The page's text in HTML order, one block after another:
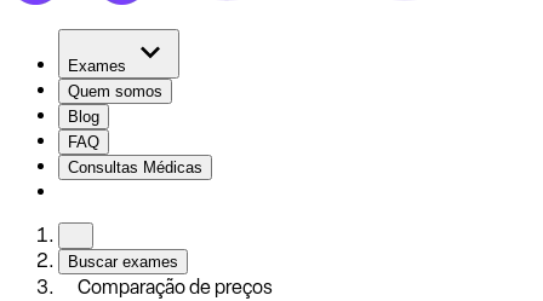
Exames
Quem somos
Blog
FAQ
Consultas Médicas
Buscar exames
Comparação de preços